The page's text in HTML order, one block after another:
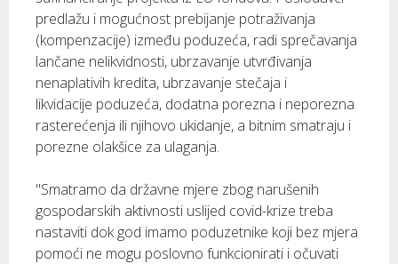
predlažu i mogućnost prebijanje potraživanja
(kompenzacije) između poduzeća, radi sprečavanja
lančane nelikvidnosti, ubrzavanje utvrđivanja
nenaplativih kredita, ubrzavanje stečaja i
likvidacije poduzeća, dodatna porezna i neporezna
rasterećenja ili njihovo ukidanje, a bitnim smatraju i
porezne olakšice za ulaganja.
"Smatramo da državne mjere zbog narušenih
gospodarskih aktivnosti uslijed covid-krize treba
nastaviti dok god imamo poduzetnike koji bez mjera
pomoći ne mogu poslovno funkcionirati i očuvati